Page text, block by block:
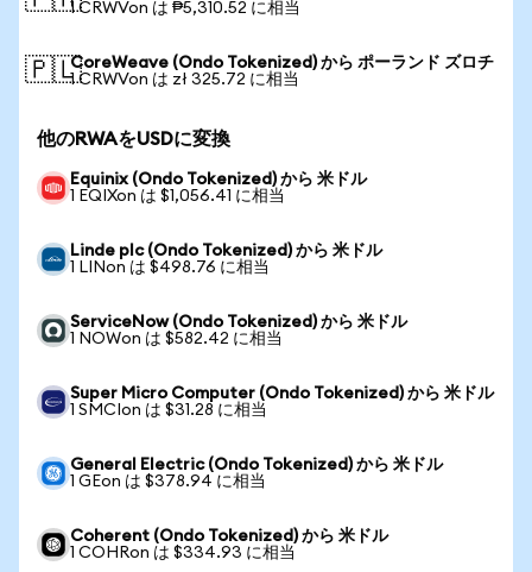
1 CRWVon は ₱5,310.52 に相当
🇵🇱CoreWeave (Ondo Tokenized) から ポーランド ズロチ
1 CRWVon は zł 325.72 に相当
他のRWAをUSDに変換
Equinix (Ondo Tokenized) から 米ドル
1 EQIXon は $1,056.41 に相当
Linde plc (Ondo Tokenized) から 米ドル
1 LINon は $498.76 に相当
ServiceNow (Ondo Tokenized) から 米ドル
1 NOWon は $582.42 に相当
Super Micro Computer (Ondo Tokenized) から 米ドル
1 SMCIon は $31.28 に相当
General Electric (Ondo Tokenized) から 米ドル
1 GEon は $378.94 に相当
Coherent (Ondo Tokenized) から 米ドル
1 COHRon は $334.93 に相当